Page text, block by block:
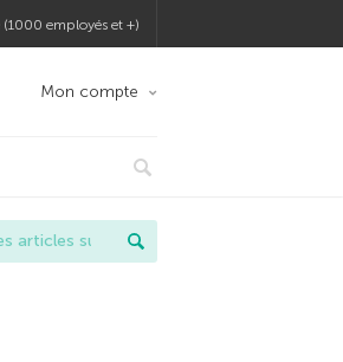
employés et +)
Mon compte